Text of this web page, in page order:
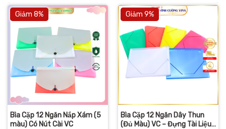
Giảm 8%
Bìa Cặp 12 Ngăn Nắp Xám (5
màu) Có Nút Cài VC
Giảm 9%
Bìa Cặp 12 Ngăn Dây Thun
(Đủ Màu) VC – Đựng Tài Liệu